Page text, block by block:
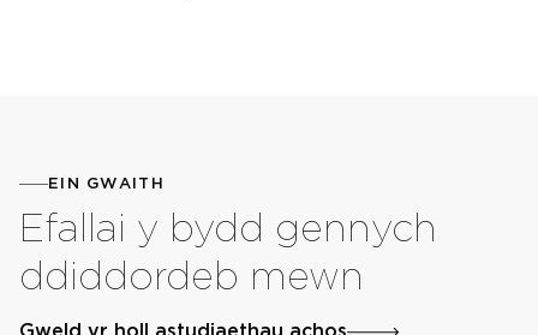
EIN GWAITH
Efallai y bydd gennych
ddiddordeb mewn